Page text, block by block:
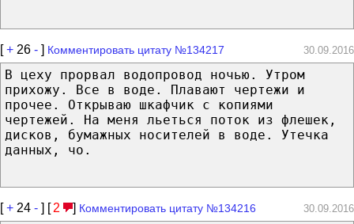
[+ 26 - ] Комментировать цитату №134217 30.09.2016
В цеху прорвал водопровод ночью. Утром
прихожу. Все в воде. Плавают чертежи и
прочее. Открываю шкафчик с копиями
чертежей. На меня льеться поток из флешек,
дисков, бумажных носителей в воде. Утечка
данных, чо.
[+ 24 - ] [ 2 ] Комментировать цитату №134216 30.09.2016